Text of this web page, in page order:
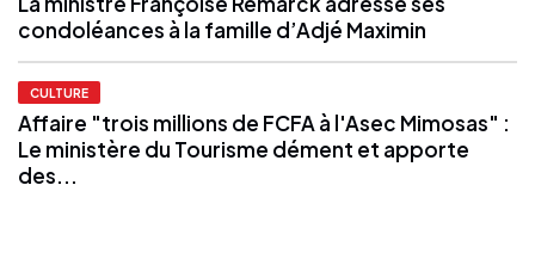
condoléances à la famille d’Adjé Maximin
CULTURE
Affaire "trois millions de FCFA à l'Asec Mimosas" :
Le ministère du Tourisme dément et apporte
des...